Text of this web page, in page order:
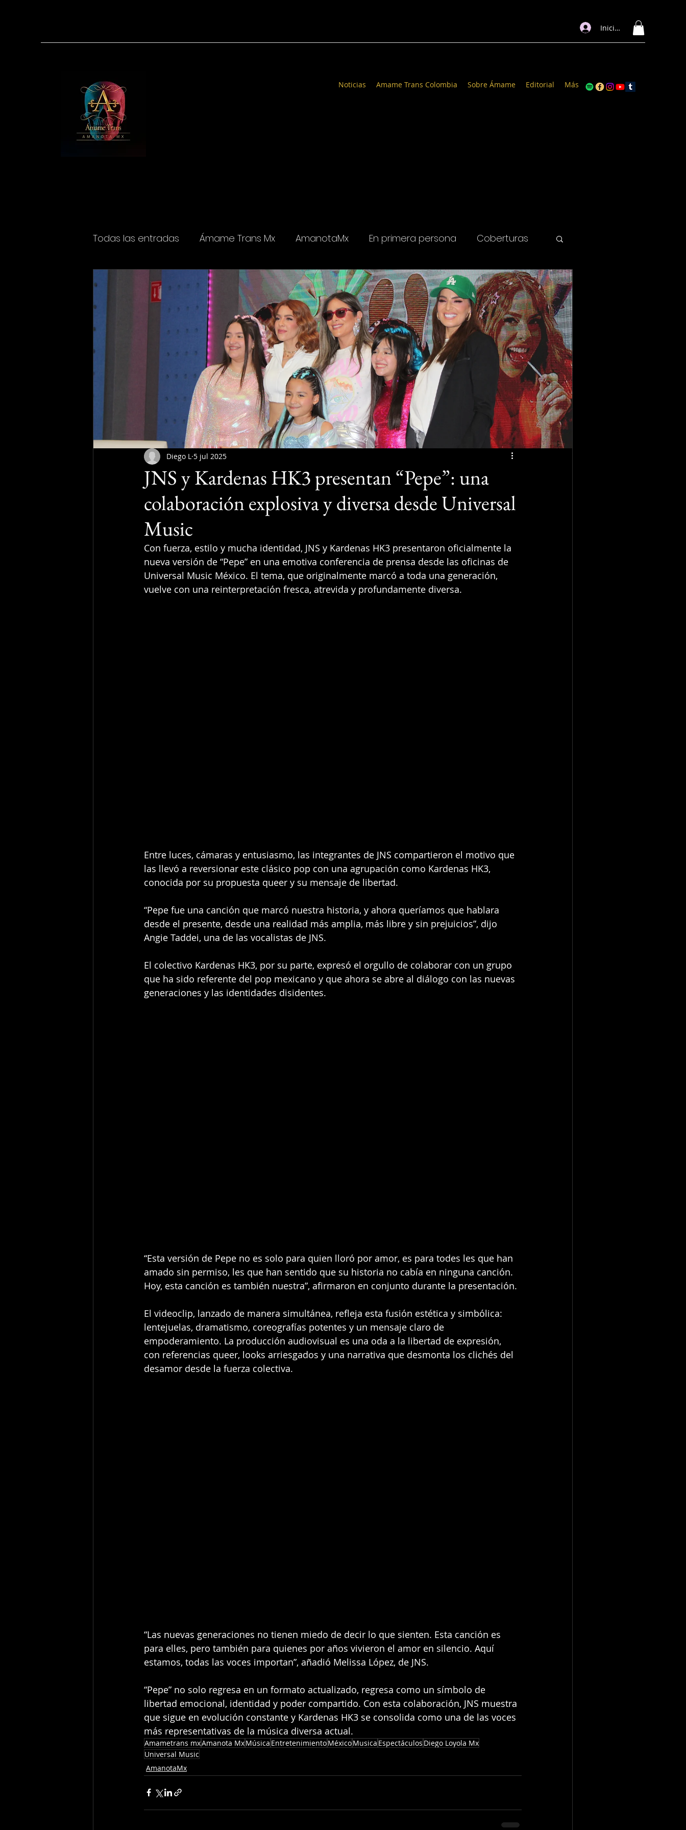
Iniciar sesión
Noticias Amame Trans Colombia Sobre Ámame Editorial Más
Todas las entradas Ámame Trans Mx AmanotaMx En primera persona Coberturas
Espectáculos Cine y televisión Salud & bienestar Ámame Trans Colombia
JNS y Kardenas HK3 presentan “Pepe”: una
colaboración explosiva y diversa desde Universal
Music
Diego L 5 jul 2025
Con fuerza, estilo y mucha identidad, JNS y Kardenas HK3 presentaron oficialmente la
nueva versión de “Pepe” en una emotiva conferencia de prensa desde las oficinas de
Universal Music México. El tema, que originalmente marcó a toda una generación,
vuelve con una reinterpretación fresca, atrevida y profundamente diversa.
Entre luces, cámaras y entusiasmo, las integrantes de JNS compartieron el motivo que
las llevó a reversionar este clásico pop con una agrupación como Kardenas HK3,
conocida por su propuesta queer y su mensaje de libertad.
“Pepe fue una canción que marcó nuestra historia, y ahora queríamos que hablara
desde el presente, desde una realidad más amplia, más libre y sin prejuicios”, dijo
Angie Taddei, una de las vocalistas de JNS.
El colectivo Kardenas HK3, por su parte, expresó el orgullo de colaborar con un grupo
que ha sido referente del pop mexicano y que ahora se abre al diálogo con las nuevas
generaciones y las identidades disidentes.
“Esta versión de Pepe no es solo para quien lloró por amor, es para todes les que han
amado sin permiso, les que han sentido que su historia no cabía en ninguna canción.
Hoy, esta canción es también nuestra”, afirmaron en conjunto durante la presentación.
El videoclip, lanzado de manera simultánea, refleja esta fusión estética y simbólica:
lentejuelas, dramatismo, coreografías potentes y un mensaje claro de
empoderamiento. La producción audiovisual es una oda a la libertad de expresión,
con referencias queer, looks arriesgados y una narrativa que desmonta los clichés del
desamor desde la fuerza colectiva.
“Las nuevas generaciones no tienen miedo de decir lo que sienten. Esta canción es
para elles, pero también para quienes por años vivieron el amor en silencio. Aquí
estamos, todas las voces importan”, añadió Melissa López, de JNS.
“Pepe” no solo regresa en un formato actualizado, regresa como un símbolo de
libertad emocional, identidad y poder compartido. Con esta colaboración, JNS muestra
que sigue en evolución constante y Kardenas HK3 se consolida como una de las voces
más representativas de la música diversa actual.
Amametrans mxAmanota MxMúsica EntretenimientoMéxicoMusica Espectáculos Diego Loyola Mx
Universal Music
AmanotaMx